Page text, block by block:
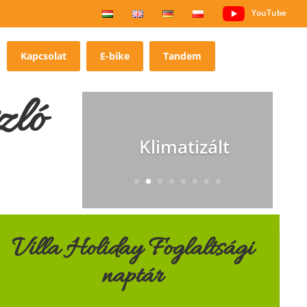
YouTube
Kapcsolat E-bike Tandem
Klimatizált
Villa Holiday Foglaltsági
naptár